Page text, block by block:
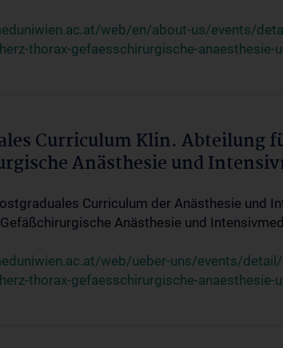
web/en/about-us/events/
thorax-gefaesschirurgische-anaesthesie-
Curriculum Klin. Abteilung
Anästhesie und
Curriculum der Anästhesie und
Gefäßchirurgische Anästhesie und
web/ueber-uns/events/
thorax-gefaesschirurgische-anaesthesie-